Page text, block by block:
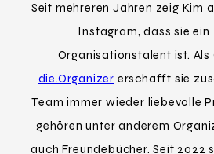
Seit mehreren Jahren zeig Kim
Instagram, dass sie ein
Organisationstalent ist. Als
die.Organizer erschafft sie
Team immer wieder liebevolle
gehören unter anderem
auch Freundebücher. Seit 2022